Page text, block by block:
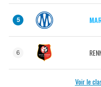
5
6
Voir le